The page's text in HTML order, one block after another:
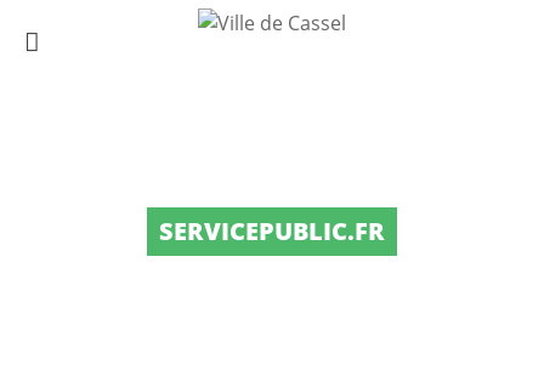
SERVICEPUBLIC.FR